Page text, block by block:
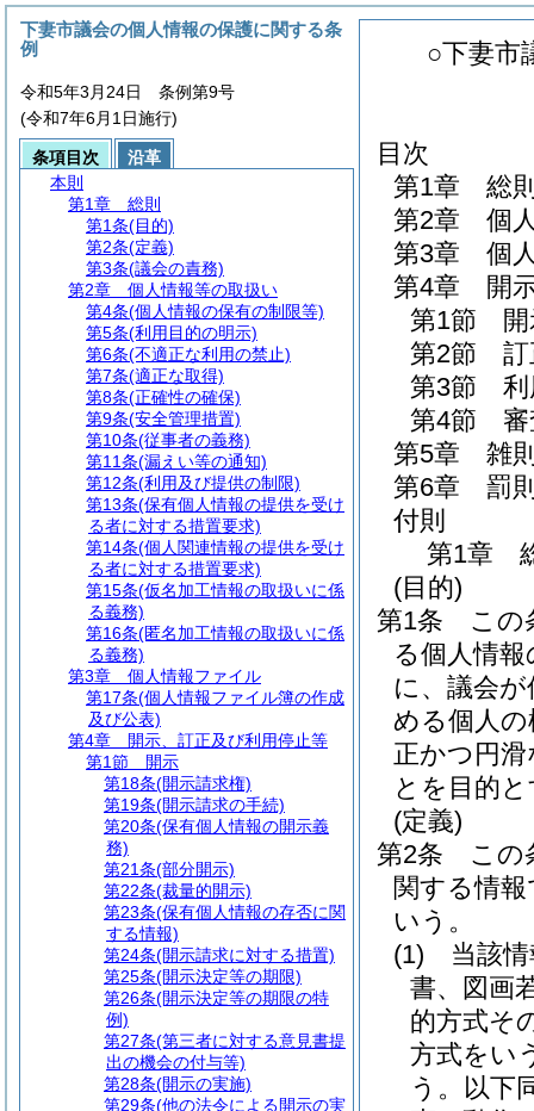
○下妻市
目次
第1章
総
第2章
個
第3章
個
第4章
開
第1節
第2節
第3節
第4節
第5章
雑
第6章
罰
付則
第1章
(目的)
第1条
この
る個人情
に、議会
める個人
正かつ円
とを目的
(定義)
第2条
この
関する情
いう。
(1)
当該
書、図画
的方式そ
方式をい
う。以下
下妻市議会の個人情報の保護に関する条
例
令和5年3月24日 条例第9号
(令和7年6月1日施行)
条項目次
沿革
本則
第1章
総則
第1条(目的)
第2条(定義)
第3条(議会の責務)
第2章
個人情報等の取扱い
第4条(個人情報の保有の制限等)
第5条(利用目的の明示)
第6条(不適正な利用の禁止)
第7条(適正な取得)
第8条(正確性の確保)
第9条(安全管理措置)
第10条(従事者の義務)
第11条(漏えい等の通知)
第12条(利用及び提供の制限)
第13条(保有個人情報の提供を受け
る者に対する措置要求)
第14条(個人関連情報の提供を受け
る者に対する措置要求)
第15条(仮名加工情報の取扱いに係
る義務)
第16条(匿名加工情報の取扱いに係
る義務)
第3章
個人情報ファイル
第17条(個人情報ファイル簿の作成
及び公表)
第4章
開示、訂正及び利用停止等
第1節
開示
第18条(開示請求権)
第19条(開示請求の手続)
第20条(保有個人情報の開示義
務)
第21条(部分開示)
第22条(裁量的開示)
第23条(保有個人情報の存否に関
する情報)
第24条(開示請求に対する措置)
第25条(開示決定等の期限)
第26条(開示決定等の期限の特
例)
第27条(第三者に対する意見書提
出の機会の付与等)
第28条(開示の実施)
第29条(他の法令による開示の実